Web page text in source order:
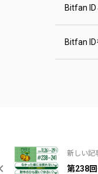
Bitfan ID
Bitfan
新しい記
第238